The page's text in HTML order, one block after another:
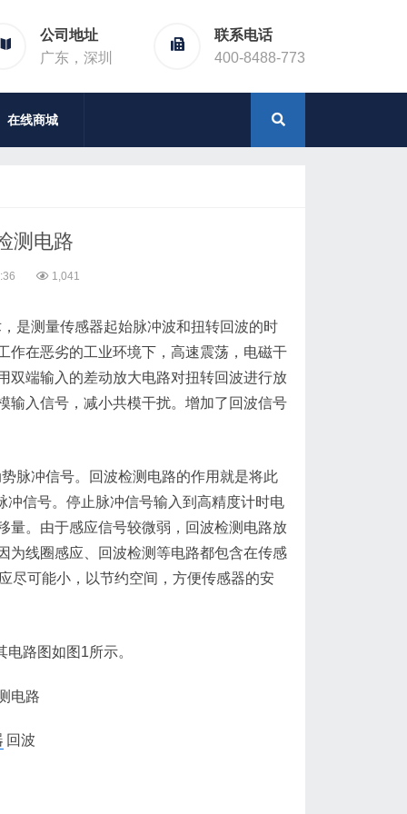
公司地址
广东，深圳
联系电话
400-8488-773
在线商城
测电路
1,041
是测量传感器起始脉冲波和扭转回波的时
作在恶劣的工业环境下，高速震荡，电磁干
双端输入的差动放大电路对扭转回波进行放
输入信号，减小共模干扰。增加了回波信号
脉冲信号。回波检测电路的作用就是将此
信号。停止脉冲信号输入到高精度计时电
量。由于感应信号较微弱，回波检测电路放
为线圈感应、回波检测等电路都包含在传感
尽可能小，以节约空间，方便传感器的安
路图如图1所示。
回波